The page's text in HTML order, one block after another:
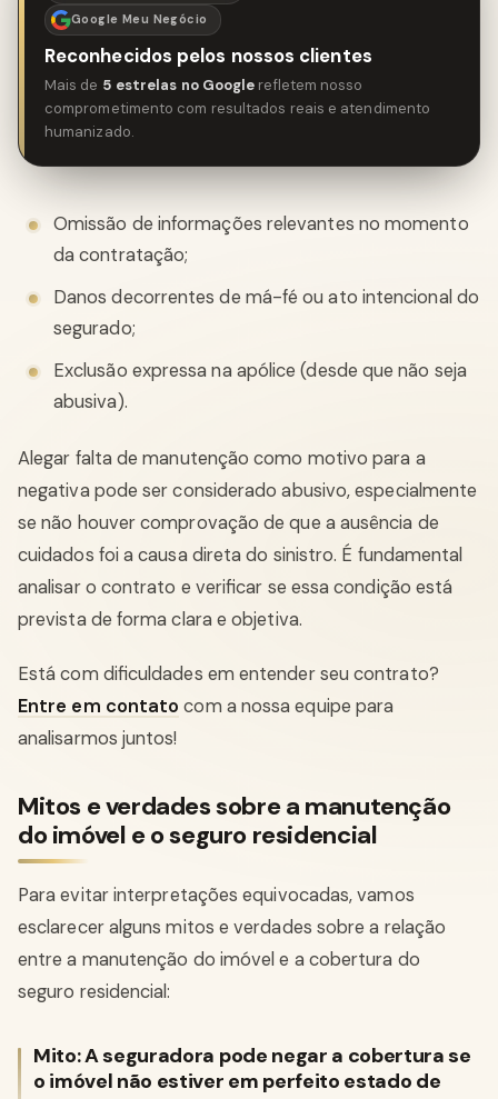
Google Meu Negócio
Reconhecidos pelos nossos clientes
Mais de 5 estrelas no Google refletem nosso
comprometimento com resultados reais e atendimento
humanizado.
Omissão de informações relevantes no momento
da contratação;
Danos decorrentes de má-fé ou ato intencional do
segurado;
Exclusão expressa na apólice (desde que não seja
abusiva).
Alegar falta de manutenção como motivo para a
negativa pode ser considerado abusivo, especialmente
se não houver comprovação de que a ausência de
cuidados foi a causa direta do sinistro. É fundamental
analisar o contrato e verificar se essa condição está
prevista de forma clara e objetiva.
Está com dificuldades em entender seu contrato?
Entre em contato com a nossa equipe para
analisarmos juntos!
Mitos e verdades sobre a manutenção
do imóvel e o seguro residencial
Para evitar interpretações equivocadas, vamos
esclarecer alguns mitos e verdades sobre a relação
entre a manutenção do imóvel e a cobertura do
seguro residencial:
Mito: A seguradora pode negar a cobertura se
o imóvel não estiver em perfeito estado de